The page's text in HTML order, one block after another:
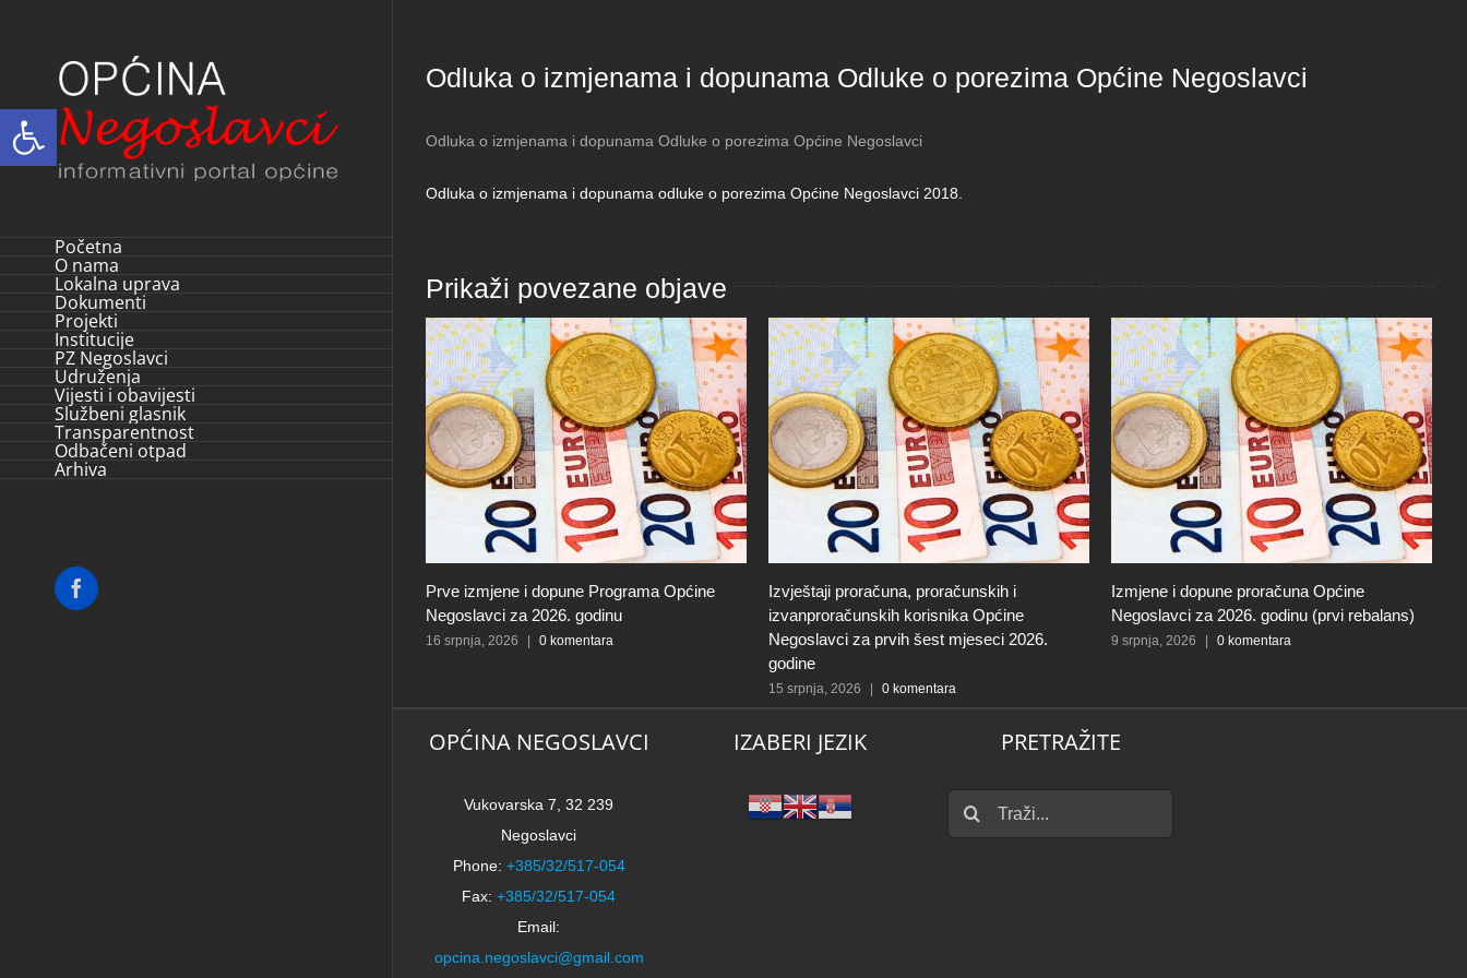
Open toolbar
Početna
O nama
Lokalna uprava
Dokumenti
Projekti
Institucije
PZ Negoslavci
Udruženja
Vijesti i obavijesti
Službeni glasnik
Transparentnost
Odbačeni otpad
Arhiva
Facebook
Odluka o izmjenama i dopunama Odluke o porezima Općine Negoslavci
Odluka o izmjenama i dopunama Odluke o porezima Općine Negoslavci
Odluka o izmjenama i dopunama odluke o porezima Općine Negoslavci 2018.
Prikaži povezane objave
Prve izmjene i dopune Programa Općine
Negoslavci za 2026. godinu
16 srpnja, 2026 0 komentara
Izvještaji proračuna, proračunskih i
izvanproračunskih korisnika Općine
Negoslavci za prvih šest mjeseci 2026.
godine
15 srpnja, 2026 0 komentara
Izmjene i dopune proračuna Općine
Negoslavci za 2026. godinu (prvi rebalans)
9 srpnja, 2026 0 komentara
OPĆINA NEGOSLAVCI
Vukovarska 7, 32 239
Negoslavci
Phone: +385/32/517-054
Fax: +385/32/517-054
Email:
opcina.negoslavci@gmail.com
IZABERI JEZIK PRETRAŽITE
Traži...